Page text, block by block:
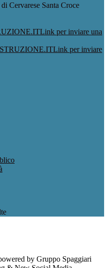
Cervarese Santa Croce
Link per inviare una
Link per inviare
by Gruppo Spaggiari